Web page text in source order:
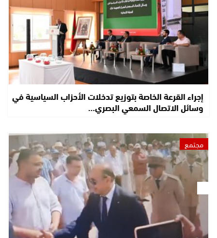
إجراء القرعة الخاصة بتوزيع تدخلات الأحزاب السياسية في
وسائل الاتصال السمعي البصري…
مجتمع